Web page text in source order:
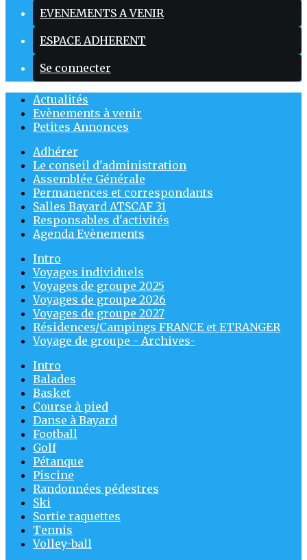
EVENEMENTS A VENIR
ESPACE ADHERENT
Se connecter
Actualités
Evènements à venir
Petites Annonces
Adhérer
Le conseil d'administration
Assemblée Générale
Permanences et correspondants
Salles Bayard ATSCAF 31
Responsables d'activités
Agenda Evènements
Intro
Voyages individuels
Voyages de groupe 2025
Voyages de groupe 2026
Voyages de groupe 2027
Résidences/Campings FRANCE et ETRANGER
Voyage de groupe - Archives-
Intro
Balades
Basket
Course à pied
Danse à Bayard
Football
Golf
Pétanque
Piscine
Randonnées pédestres
Ski
Sortie raquettes
Tennis
Volley-ball